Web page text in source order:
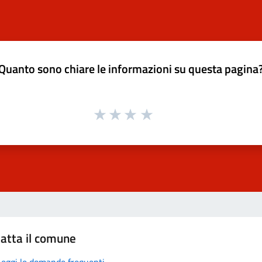
sono chiare le informazioni su questa
il comune